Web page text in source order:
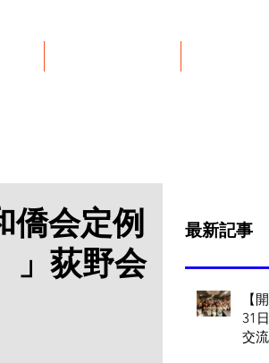
僑会定例
」荻野会
最新記事
【
31
交